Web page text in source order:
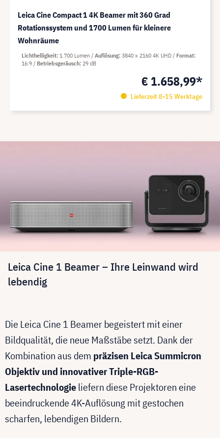
Leica Cine Compact 1 4K Beamer mit 360 Grad
Rotationssystem und 1700 Lumen für kleinere
Wohnräume
€ 1.658,99*
Lieferzeit 8-15 Werktage
Lichthelligkeit 1.700 Lumen Auflösung 3840 x 2160 4K UHD
Format
16:9
Betriebsgeräusch 29 dB
Leica Cine 1 Beamer – Ihre Leinwand wird
lebendig
Die Leica Cine 1 Beamer begeistert mit einer
Bildqualität, die neue Maßstäbe setzt. Dank der
Kombination aus dem präzisen Leica Summicron
Objektiv und innovativer Triple-RGB-
Lasertechnologieliefern diese Projektoren eine
beeindruckende 4K-Auflösung mit gestochen
scharfen, lebendigen Bildern.